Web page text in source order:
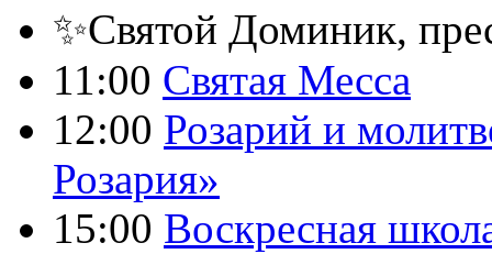
✨Святой Доминик,
11:00 Святая Месса
12:00 Розарий и
Розария»
15:00 Воскресная